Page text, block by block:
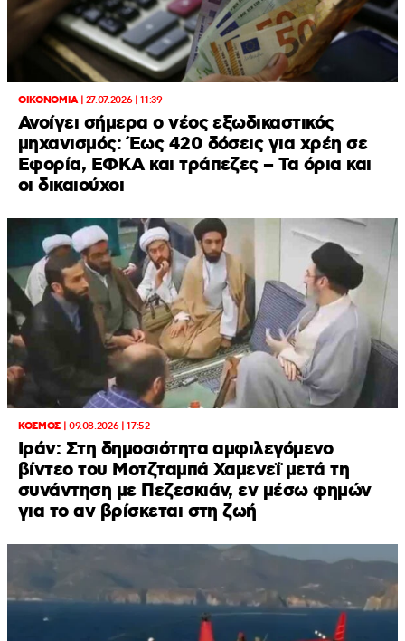
ΟΙΚΟΝΟΜΙΑ| 27.07.2026 | 11:39
Ανοίγει σήμερα ο νέος εξωδικαστικός
μηχανισμός: Έως 420 δόσεις για χρέη σε
Εφορία, ΕΦΚΑ και τράπεζες – Τα όρια και
οι δικαιούχοι
ΚΟΣΜΟΣ| 09.08.2026 | 17:52
Ιράν: Στη δημοσιότητα αμφιλεγόμενο
βίντεο του Μοτζταμπά Χαμενεΐ μετά τη
συνάντηση με Πεζεσκιάν, εν μέσω φημών
για το αν βρίσκεται στη ζωή